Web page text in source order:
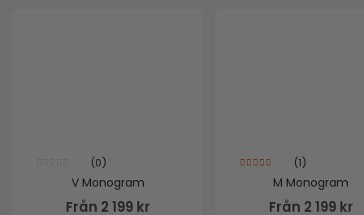
(0)
V Monogram
Från 2 199 kr
(1)
M Monogram
Från 2 199 kr